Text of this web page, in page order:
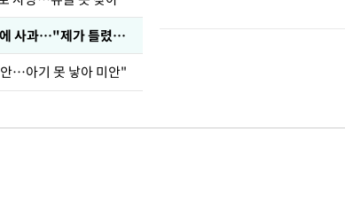
표창원, 남규리에 15년 만에 사과…"제가 틀렸습니다"
…아기 못 낳아 미안"